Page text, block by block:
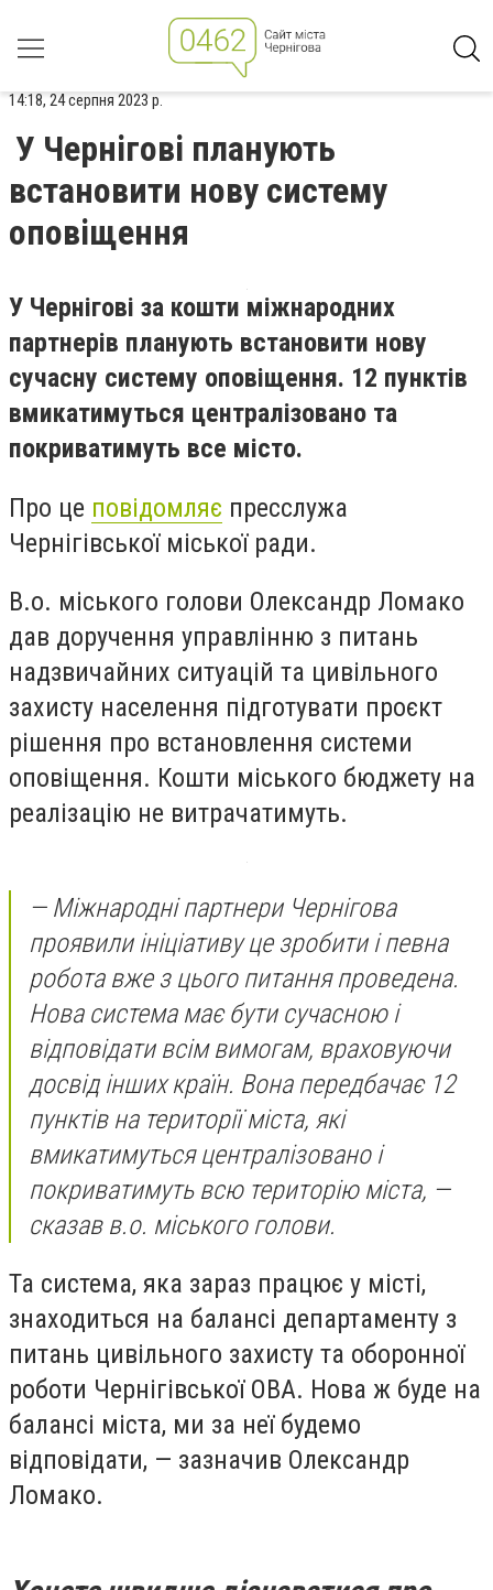
14:18, 24 серпня 2023 р.
У Чернігові планують
встановити нову систему
оповіщення
У Чернігові за кошти міжнародних
партнерів планують встановити нову
сучасну систему оповіщення. 12 пунктів
вмикатимуться централізовано та
покриватимуть все місто.
Про це повідомляє пресслужа
Чернігівської міської ради.
В.о. міського голови Олександр Ломако
дав доручення управлінню з питань
надзвичайних ситуацій та цивільного
захисту населення підготувати проєкт
рішення про встановлення системи
оповіщення. Кошти міського бюджету на
реалізацію не витрачатимуть.
— Міжнародні партнери Чернігова
проявили ініціативу це зробити і певна
робота вже з цього питання проведена.
Нова система має бути сучасною і
відповідати всім вимогам, враховуючи
досвід інших країн. Вона передбачає 12
пунктів на території міста, які
вмикатимуться централізовано і
покриватимуть всю територію міста, —
сказав в.о. міського голови.
Та система, яка зараз працює у місті,
знаходиться на балансі департаменту з
питань цивільного захисту та оборонної
роботи Чернігівської ОВА. Нова ж буде на
балансі міста, ми за неї будемо
відповідати, — зазначив Олександр
Ломако.